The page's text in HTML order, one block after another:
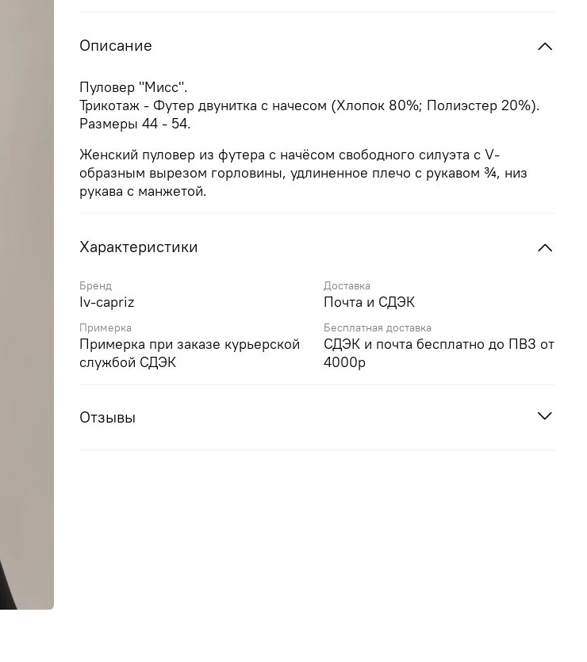
Описание
Пуловер "Мисс".
Трикотаж - Футер двунитка с начесом (Хлопок 80%; Полиэстер 20%).
Размеры 44 - 54.
Женский пуловер из футера с начёсом свободного силуэта с V-
образным вырезом горловины, удлиненное плечо с рукавом ¾, низ
рукава с манжетой.
Характеристики
Бренд
Iv-capriz
Доставка
Почта и СДЭК
Примерка
Примерка при заказе курьерской
службой СДЭК
Бесплатная доставка
СДЭК и почта бесплатно до ПВЗ от
4000р
Отзывы